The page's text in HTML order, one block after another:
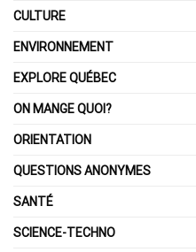
CULTURE
ENVIRONNEMENT
EXPLORE QUÉBEC
ON MANGE QUOI?
ORIENTATION
QUESTIONS ANONYMES
SANTÉ
SCIENCE-TECHNO